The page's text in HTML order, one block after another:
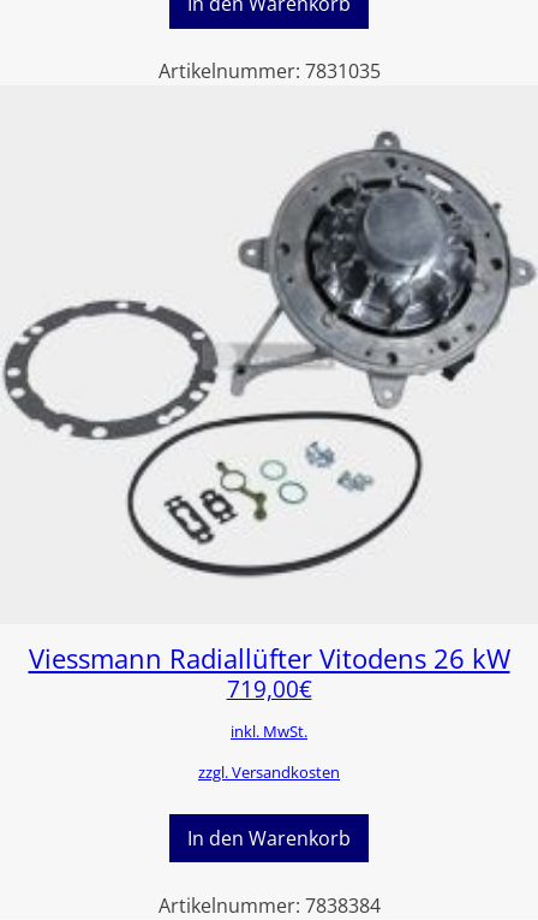
Artikelnummer: 7831035
Viessmann Radiallüfter Vitodens 26 kW
719,00€
inkl. MwSt.
zzgl. Versandkosten
In den Warenkorb
Artikelnummer: 7838384